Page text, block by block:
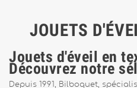
JOUETS
Jouets d'éveil en
Découvrez notre
Depuis 1991, Bilboquet,